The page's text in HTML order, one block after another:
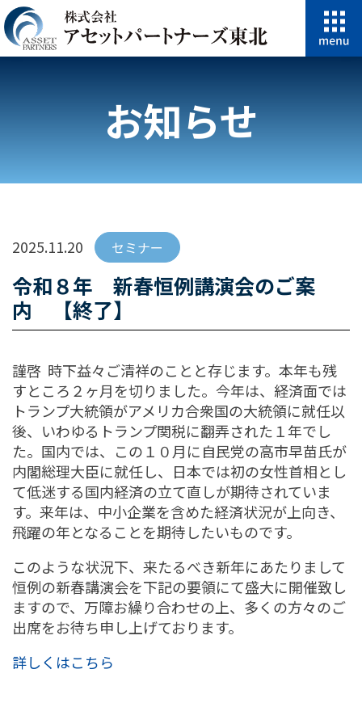
お知らせ
2025.11.20 セミナー
令和８年 新春恒例講演会のご案
内 【終了】
謹啓 時下益々ご清祥のことと存じます。本年も残
すところ２ヶ月を切りました。今年は、経済面では
トランプ大統領がアメリカ合衆国の大統領に就任以
後、いわゆるトランプ関税に翻弄された１年でし
た。国内では、この１０月に自民党の高市早苗氏が
内閣総理大臣に就任し、日本では初の女性首相とし
て低迷する国内経済の立て直しが期待されていま
す。来年は、中小企業を含めた経済状況が上向き、
飛躍の年となることを期待したいものです。
このような状況下、来たるべき新年にあたりまして
恒例の新春講演会を下記の要領にて盛大に開催致し
ますので、万障お繰り合わせの上、多くの方々のご
出席をお待ち申し上げております。
詳しくはこちら